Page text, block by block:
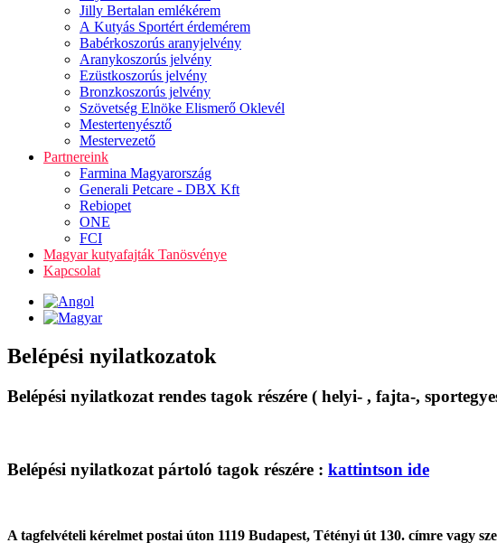
Jilly Bertalan emlékérem
A Kutyás Sportért érdemérem
Babérkoszorús aranyjelvény
Aranykoszorús jelvény
Ezüstkoszorús jelvény
Bronzkoszorús jelvény
Szövetség Elnöke Elismerő Oklevél
Mestertenyésztő
Mestervezető
Partnereink
Farmina Magyarország
Generali Petcare - DBX Kft
Rebiopet
ONE
FCI
Magyar kutyafajták Tanösvénye
Kapcsolat
Belépési nyilatkozatok
Belépési nyilatkozat rendes tagok részére ( helyi- , fajta-,
Belépési nyilatkozat pártoló tagok részére : kattintson ide
A tagfelvételi kérelmet postai úton 1119 Budapest, Tétényi út 130. címre vagy